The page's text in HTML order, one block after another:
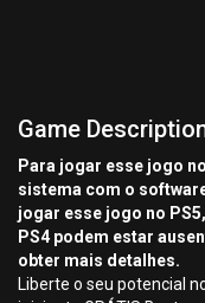
Game
Para jogar esse jogo
sistema com o
jogar esse jogo no
PS4 podem estar
obter mais detalhes.
Liberte o seu potencial